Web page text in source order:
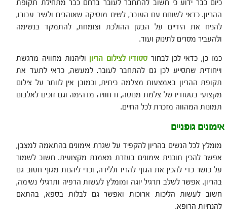
כיום כבר ידוע כי חשוב להתחבר לעובר ברחם כבר מתחילת תקופת
ההריון. כדאי לשוחח עם העובר, לשים מוסיקה שאוהבים ולשיר עבורו,
להניח את הידיים על הבטן ההולכת וצומחת, להתמקד בנשימה
ולהעביר מסרים לתינוק ועוד.
כמו כן, כדאי לכן לבחור סטודיו לצילום הריון וליהנות מחוויה מרגשת
וייחודית שתסייע לכן גם להתחבר לעובר. למעשה, כדאי לתעד את
תקופת ההריון באמצעות מצלמה ביתית, וכמובן אין לוותר על צילום
מקצועי בסטודיו של צלמת מנוסה, זו חוויה מדהימה וגם זוכים לאלבום
תמונות המהווה מזכרת לכל החיים.
אימונים גופניים
מומלץ לכל הנשים בהריון להקפיד על שגרת אימונים בהתאמה למצבן,
אפשר להכין תוכנית אימונים בעזרת מאמנת מקצועית. חשוב לשמור
על כושר כדי להכין את הגוף להריו וללידה, וכדי ליהנות מגוף חטוב גם
בהריון. אפשר לשלב תרגיל יוגה ומומלץ לעשות הרפיה ותרגילי נשימה,
חשוב לעשות הליכות ארוכות ואפשר גם לבלות בספא, בהתאם
להנחיות הרופא.